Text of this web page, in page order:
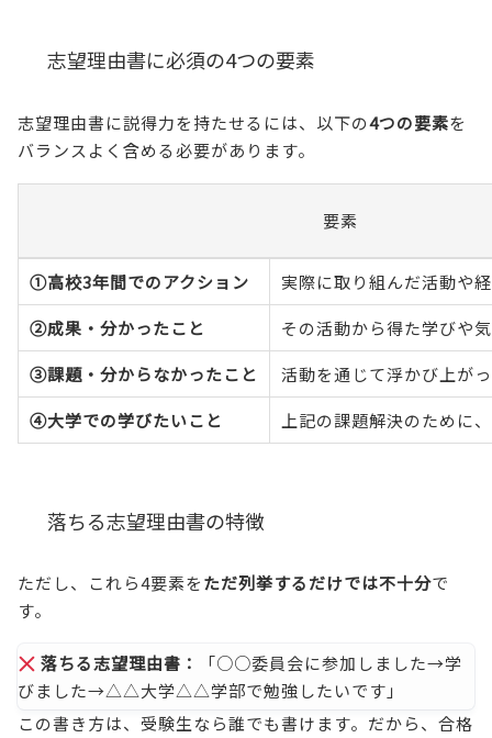
志望理由書に必須の4つの要素
志望理由書に説得力を持たせるには、以下の4つの要素を
バランスよく含める必要があります。
要素
①高校3年間でのアクション
実際に取り組んだ活動や
②成果・分かったこと
その活動から得た学びや
③課題・分からなかったこと
活動を通じて浮かび上が
④大学での学びたいこと
上記の課題解決のために
落ちる志望理由書の特徴
ただし、これら4要素をただ列挙するだけでは不十分で
す。
落ちる志望理由書：
「○○委員会に参加しました→学
びました→△△大学△△学部で勉強したいです」
この書き方は、受験生なら誰でも書けます。だから、合格